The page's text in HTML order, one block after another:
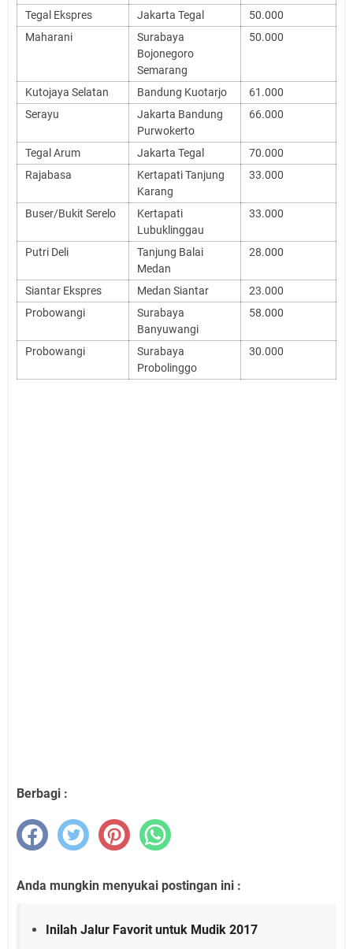
Tegal Ekspres Jakarta Tegal
50.000
Maharani
Surabaya
Bojonegoro
Semarang
50.000
Kutojaya Selatan Bandung Kuotarjo
61.000
Serayu
Jakarta Bandung
Purwokerto
66.000
Tegal Arum Jakarta Tegal
70.000
Rajabasa
Kertapati Tanjung
Karang
33.000
Buser/Bukit Serelo
Kertapati
Lubuklinggau
33.000
Putri Deli
Tanjung Balai
Medan
28.000
Siantar Ekspres Medan Siantar
23.000
Probowangi
Surabaya
Banyuwangi
58.000
Probowangi
Surabaya
Probolinggo
30.000
Berbagi :
Anda mungkin menyukai postingan ini :
Inilah Jalur Favorit untuk Mudik 2017